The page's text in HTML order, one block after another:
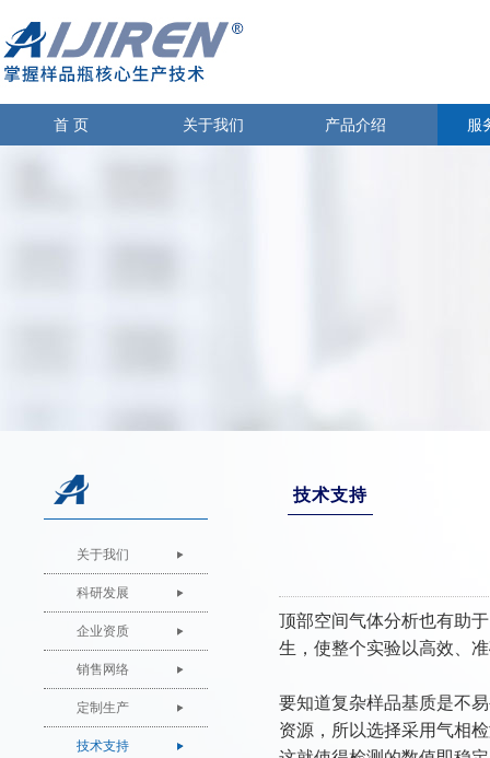
首 页 关于我们 产品介绍 服
关于我们
科研发展
企业资质
销售网络
定制生产
技术支持
技术支持
顶部空间气体分析也有助
生，使整个实验以高效、
要知道复杂样品基质是不
资源，所以选择采用气相